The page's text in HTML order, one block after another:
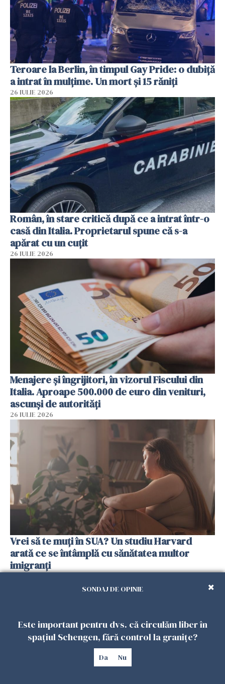
Teroare la Berlin, în timpul Gay Pride: o dubiță
a intrat în mulțime. Un mort și 15 răniți
26 IULIE 2026
Român, în stare critică după ce a intrat într-o
casă din Italia. Proprietarul spune că s-a
apărat cu un cuțit
26 IULIE 2026
Menajere și îngrijitori, în vizorul Fiscului din
Italia. Aproape 500.000 de euro din venituri,
ascunși de autorități
26 IULIE 2026
Vrei să te muți în SUA? Un studiu Harvard
arată ce se întâmplă cu sănătatea multor
imigranți
SONDAJ DE OPINIE
Este important pentru dvs. că circulăm liber în
spațiul Schengen, fără control la granițe?
Da Nu